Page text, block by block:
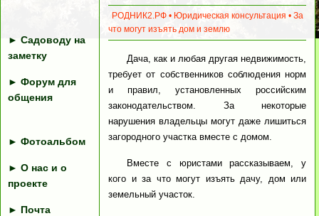
► Садоводу на
заметку
► Форум для
общения
► Фотоальбом
► О нас и о
проекте
► Почта
РОДНИК2.РФ • Юридическая консультация • За
что могут изъять дом и землю
Дача, как и любая другая недвижимость,
требует от собственников соблюдения норм
и правил, установленных российским
законодательством. За некоторые
нарушения владельцы могут даже лишиться
загородного участка вместе с домом.
Вместе с юристами рассказываем, у
кого и за что могут изъять дачу, дом или
земельный участок.